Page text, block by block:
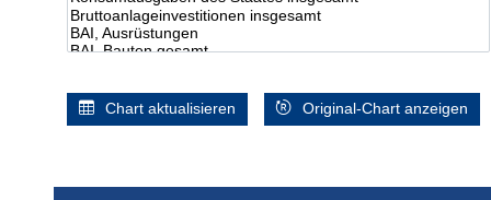
Chart aktualisieren Original-Chart anzeigen